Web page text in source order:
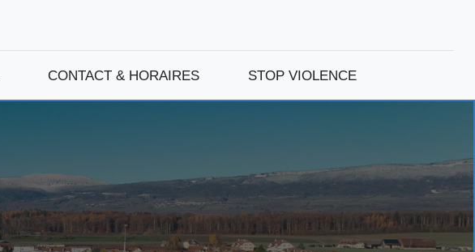
CONTACT & HORAIRES STOP VIOLENCE